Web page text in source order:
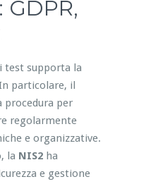
test supporta la
particolare, il
procedura per
regolarmente
e organizzative.
la NIS2ha
e gestione